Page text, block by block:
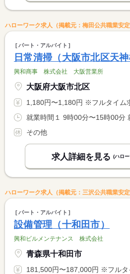
ハローワーク求人（掲載元：梅田公共職業安定
パート・アルバイト
日常清掃（大阪市北区天神
興和商事 株式会社 大阪営業所
大阪府大阪市北区
1,180円〜1,180円 ※フルタイム求人の場合は月額（換算額）、パ
その他
求人詳細を見る (ハロ
ハローワーク求人（掲載元：三沢公共職業安定
パート・アルバイト
設備管理（十和田市）
興和ビルメンテナンス 株式会社
青森県十和田市
181,500円〜187,000円 ※フルタイム求人の場合は月額（換算額）、パ